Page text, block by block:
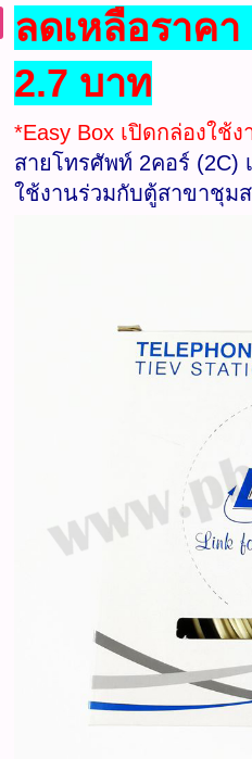
ลดเหลือราค
2.7 บาท
*Easy Box เปิดกล่องใช้ง
สายโทรศัพท์ 2คอร์ (2C)
ใช้งานร่วมกับตู้สาขาชุม